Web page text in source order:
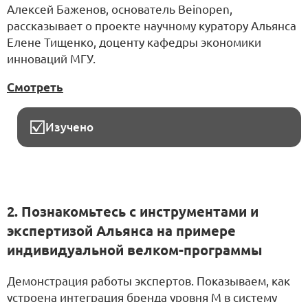
Алексей Баженов, основатель Beinopen,
рассказывает о проекте научному куратору Альянса
Елене Тищенко, доценту кафедры экономики
инноваций МГУ.
Смотреть
Изучено
2. Познакомьтесь с инструментами и
экспертизой Альянса на примере
индивидуальной велком-программы
Демонстрация работы экспертов. Показываем, как
устроена интеграция бренда уровня M в систему